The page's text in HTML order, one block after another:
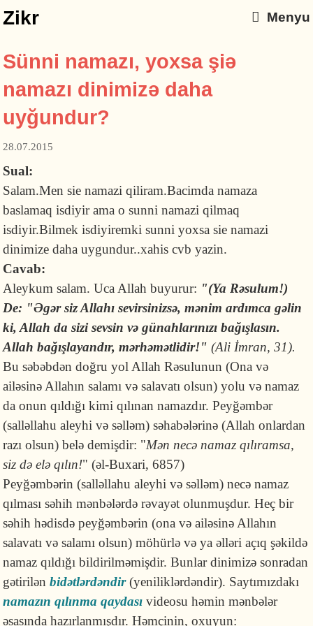
Zikr Menyu
Sünni namazı, yoxsa şiə
namazı dinimizə daha
uyğundur?
28.07.2015
Sual:
Salam.Men sie namazi qiliram.Bacimda namaza
baslamaq isdiyir ama o sunni namazi qilmaq
isdiyir.Bilmek isdiyiremki sunni yoxsa sie namazi
dinimize daha uygundur..xahis cvb yazin.
Cavab:
Aleykum salam. Uca Allah buyurur: "(Ya Rəsulum!)
De: "Əgər siz Allahı sevirsinizsə, mənim ardımca gəlin
ki, Allah da sizi sevsin və günahlarınızı bağışlasın.
Allah bağışlayandır, mərhəmətlidir!"(Ali İmran, 31).
Bu səbəbdən doğru yol Allah Rəsulunun (Ona və
ailəsinə Allahın salamı və salavatı olsun) yolu və namaz
da onun qıldığı kimi qılınan namazdır. Peyğəmbər
(salləllahu aleyhi və səlləm) səhabələrinə (Allah onlardan
razı olsun) belə demişdir: "Mən necə namaz qılıramsa,
siz də elə qılın!" (əl-Buxari, 6857)
Peyğəmbərin (salləllahu aleyhi və səlləm) necə namaz
qılması səhih mənbələrdə rəvayət olunmuşdur. Heç bir
səhih hədisdə peyğəmbərin (ona və ailəsinə Allahın
salavatı və salamı olsun) möhürlə və ya əlləri açıq şəkildə
namaz qıldığı bildirilməmişdir. Bunlar dinimizə sonradan
gətirilənbidətlərdəndir(yeniliklərdəndir). Saytımızdakı
namazın qılınma qaydası videosu həmin mənbələr
əsasında hazırlanmışdır. Həmçinin, oxuyun: